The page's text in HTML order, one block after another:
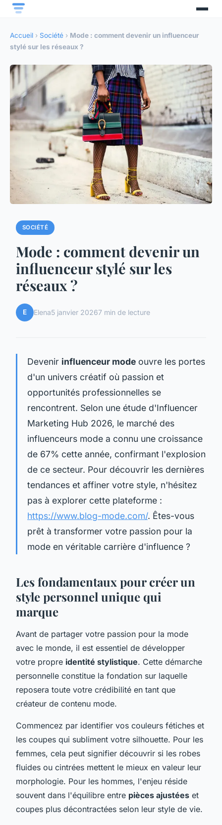
Accueil › Société › Mode : comment devenir un influenceur
stylé sur les réseaux ?
SOCIÉTÉ
Mode : comment devenir un
influenceur stylé sur les
réseaux ?
E Elena5 janvier 20267 min de lecture
Devenir influenceur mode ouvre les portes
d'un univers créatif où passion et
opportunités professionnelles se
rencontrent. Selon une étude d'Influencer
Marketing Hub 2026, le marché des
influenceurs mode a connu une croissance
de 67% cette année, confirmant l'explosion
de ce secteur. Pour découvrir les dernières
tendances et affiner votre style, n'hésitez
pas à explorer cette plateforme :
https://www.blog-mode.com/. Êtes-vous
prêt à transformer votre passion pour la
mode en véritable carrière d'influence ?
Les fondamentaux pour créer un
style personnel unique qui
marque
Avant de partager votre passion pour la mode
avec le monde, il est essentiel de développer
votre propre identité stylistique. Cette démarche
personnelle constitue la fondation sur laquelle
reposera toute votre crédibilité en tant que
créateur de contenu mode.
Commencez par identifier vos couleurs fétiches et
les coupes qui subliment votre silhouette. Pour les
femmes, cela peut signifier découvrir si les robes
fluides ou cintrées mettent le mieux en valeur leur
morphologie. Pour les hommes, l'enjeu réside
souvent dans l'équilibre entre pièces ajustées et
coupes plus décontractées selon leur style de vie.